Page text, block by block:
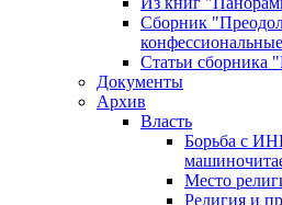
Сборник
Статьи сборника
Документы
Архив
Власть
Борьба с
Место
Религия и